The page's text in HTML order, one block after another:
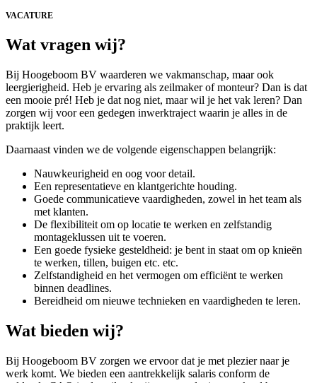
VACATURE
Wat vragen wij?
Bij Hoogeboom BV waarderen we vakmanschap, maar ook
leergierigheid. Heb je ervaring als zeilmaker of monteur? Dan is dat
een mooie pré! Heb je dat nog niet, maar wil je het vak leren? Dan
zorgen wij voor een gedegen inwerktraject waarin je alles in de
praktijk leert.
Daarnaast vinden we de volgende eigenschappen belangrijk:
Nauwkeurigheid en oog voor detail.
Een representatieve en klantgerichte houding.
Goede communicatieve vaardigheden, zowel in het team als
met klanten.
De flexibiliteit om op locatie te werken en zelfstandig
montageklussen uit te voeren.
Een goede fysieke gesteldheid: je bent in staat om op knieën
te werken, tillen, buigen etc. etc.
Zelfstandigheid en het vermogen om efficiënt te werken
binnen deadlines.
Bereidheid om nieuwe technieken en vaardigheden te leren.
Wat bieden wij?
Bij Hoogeboom BV zorgen we ervoor dat je met plezier naar je
werk komt. We bieden een aantrekkelijk salaris conform de